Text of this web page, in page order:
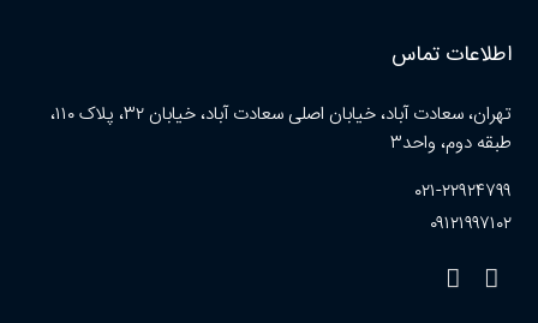
اطلاعات تماس
تهران، سعادت آباد، خیابان اصلی سعادت آباد، خیابان ۳۲، پلاک ۱۱۰،
طبقه دوم، واحد۳
۰۲۱-۲۲۹۲۴۷۹۹
۰۹۱۲۱۹۹۷۱۰۲